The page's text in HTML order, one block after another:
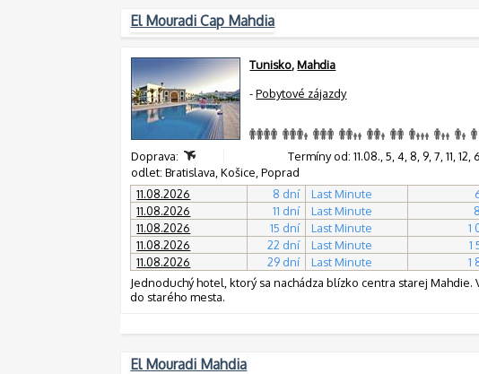
El Mouradi Cap Mahdia
Tunisko,Mahdia
-Pobytové zájazdy
Doprava:
Termíny od: 11.08., 5, 4, 8, 9, 7, 11, 12,
odlet: Bratislava, Košice, Poprad
11.08.2026
8 dní Last Minute
11.08.2026
11 dní Last Minute
11.08.2026
15 dní Last Minute 1
11.08.2026
22 dní Last Minute 1
11.08.2026
29 dní Last Minute 1
Jednoduchý hotel, ktorý sa nachádza blízko centra starej
do starého mesta.
El Mouradi Mahdia